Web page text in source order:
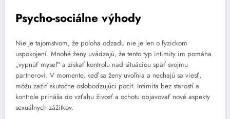
Psycho-sociálne výhody
Nie je tajomstvom, že poloha odzadu nie je len o fyzickom
uspokojení. Mnohé ženy uvádzajú, že tento typ intimity im pomáha
„vypnúť myseľ“ a získať kontrolu nad situáciou späť svojmu
partnerovi. V momente, keď sa ženy uvoľnia a nechajú sa viesť,
môžu zažiť skutočne oslobodzujúci pocit. Intimita bez starostí a
kontrole prináša do vzťahu živosť a ochotu objavovať nové aspekty
sexuálnych zážitkov.